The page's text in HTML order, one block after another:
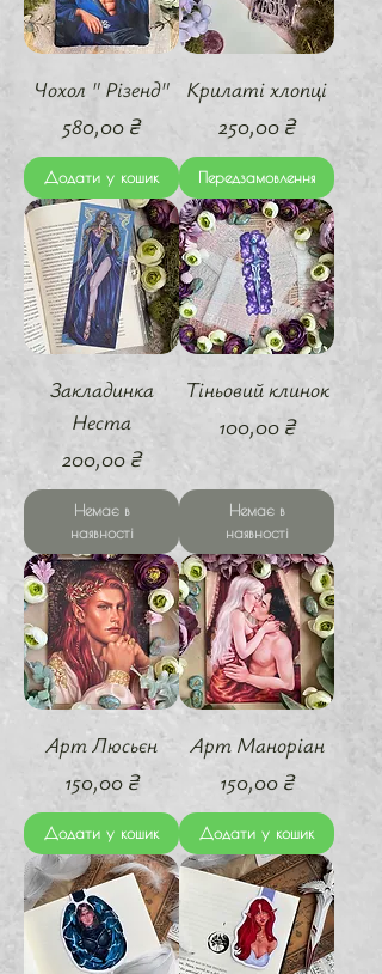
Чохол " Різенд"
Ціна
580,00 ₴
Додати у кошик
Крилаті хлопці
Ціна
250,00 ₴
Передзамовлення
Закладинка
Неста
Ціна
200,00 ₴
Немає в
наявності
Тіньовий клинок
Ціна
100,00 ₴
Немає в
наявності
Арт Люсьєн
Ціна
150,00 ₴
Додати у кошик
Арт Маноріан
Ціна
150,00 ₴
Додати у кошик